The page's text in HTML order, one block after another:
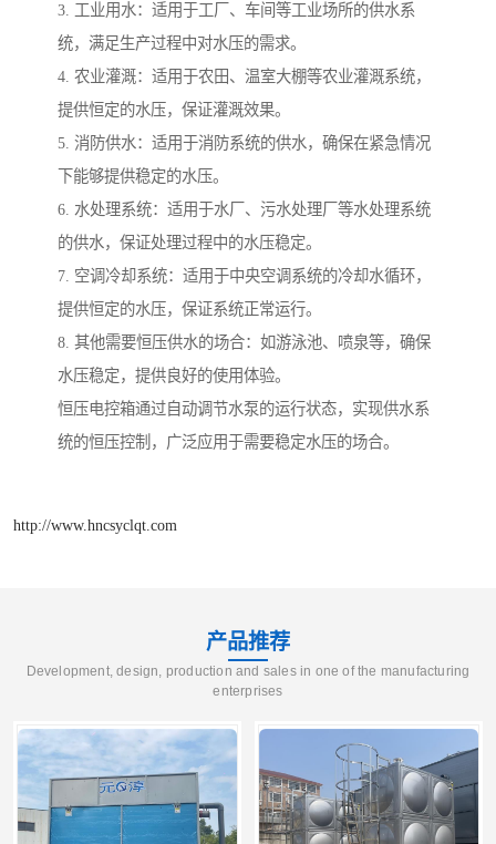
3. 工业用水：适用于工厂、车间等工业场所的供水系
统，满足生产过程中对水压的需求。
4. 农业灌溉：适用于农田、温室大棚等农业灌溉系统，
提供恒定的水压，保证灌溉效果。
5. 消防供水：适用于消防系统的供水，确保在紧急情况
下能够提供稳定的水压。
6. 水处理系统：适用于水厂、污水处理厂等水处理系统
的供水，保证处理过程中的水压稳定。
7. 空调冷却系统：适用于中央空调系统的冷却水循环，
提供恒定的水压，保证系统正常运行。
8. 其他需要恒压供水的场合：如游泳池、喷泉等，确保
水压稳定，提供良好的使用体验。
恒压电控箱通过自动调节水泵的运行状态，实现供水系
统的恒压控制，广泛应用于需要稳定水压的场合。
http://www.hncsyclqt.com
产品推荐
Development, design, production and sales in one of the manufacturing
enterprises